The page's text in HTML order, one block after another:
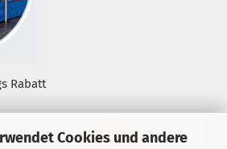
Cookies und andere
Rabatt